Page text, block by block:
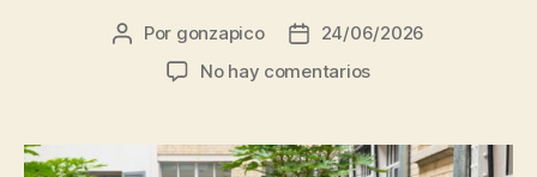
Autor
Por gonzapico
Fecha24/06/2026
No hay comentariosen
The